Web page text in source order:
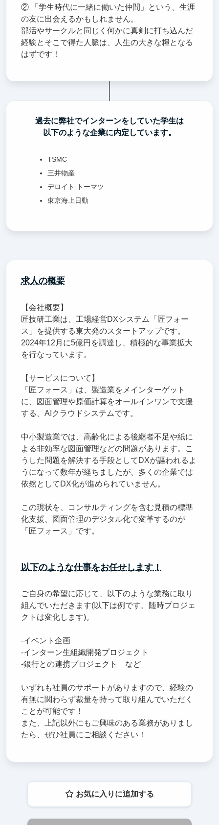
② 「学生時代に一緒に働いた仲間」という、生涯
の友に出会えるかもしれません。
部活やサークルと同じく何かに真剣に打ち込んだ
経験とそこで得た人脈は、人生の大きな糧となる
はずです！
過去に弊社でインターンをしていた学生は
以下のような企業に内定しています。
TSMC
三井物産
デロイト トーマツ
東京海上日動
求人の概要
【会社概要】
匠技研工業は、工場経営DXシステム「匠フォー
ス」を提供する東大発のスタートアップです。
2024年12月に5億円を調達し、積極的な事業拡大
を行なっています。
【サービスについて】
「匠フォース」は、製造業をメインターゲット
に、図面管理や原価計算をオールインワンで支援
する、AIクラウドシステムです。
中小製造業では、高齢化による後継者不足や紙に
よる非効率な図面管理などの問題があります。こ
うした問題を解決する手段としてDXが謳われるよ
うになって数年が経ちましたが、多くの企業では
依然としてDX化が進められていません。
この現状を、コンサルティングを含む見積の標準
化支援、図面管理のデジタル化で変革するのが
「匠フォース」です。
以下のような仕事をお任せします！
ご自身の希望に応じて、以下のような業務に取り
組んでいただきます(以下は例です。随時プロジェ
クトは変化します)。
-イベント企画
-インターン生組織開発プロジェクト
-銀行との連携プロジェクト など
いずれも社員のサポートがありますので、経験の
有無に関わらず裁量を持って取り組んでいただく
ことが可能です！
また、上記以外にもご興味のある業務がありまし
たら、ぜひ社員にご相談ください！
お気に入りに追加する